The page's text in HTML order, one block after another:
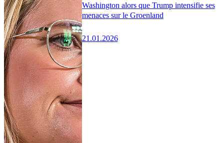
Washington alors que Trump intensifie ses
menaces sur le Groenland
21.01.2026